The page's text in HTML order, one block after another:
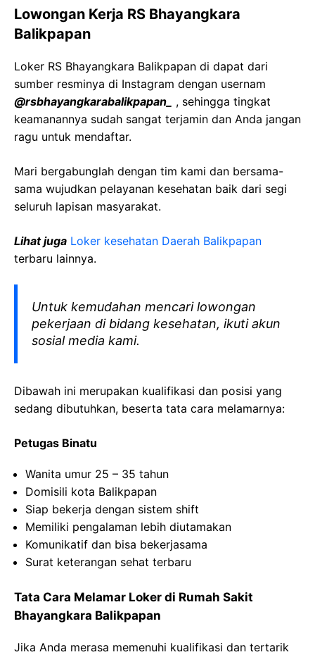
Lowongan Kerja RS Bhayangkara
Balikpapan
Loker RS Bhayangkara Balikpapan di dapat dari
sumber resminya di Instagram dengan usernam
@rsbhayangkarabalikpapan_
, sehingga tingkat
keamanannya sudah sangat terjamin dan Anda jangan
ragu untuk mendaftar.
Mari bergabunglah dengan tim kami dan bersama-
sama wujudkan pelayanan kesehatan baik dari segi
seluruh lapisan masyarakat.
Lihat juga Loker kesehatan Daerah Balikpapan
terbaru lainnya.
Untuk kemudahan mencari lowongan
pekerjaan di bidang kesehatan, ikuti akun
sosial media kami.
Dibawah ini merupakan kualifikasi dan posisi yang
sedang dibutuhkan, beserta tata cara melamarnya:
Petugas Binatu
Wanita umur 25 – 35 tahun
Domisili kota Balikpapan
Siap bekerja dengan sistem shift
Memiliki pengalaman lebih diutamakan
Komunikatif dan bisa bekerjasama
Surat keterangan sehat terbaru
Tata Cara Melamar Loker di Rumah Sakit
Bhayangkara Balikpapan
Jika Anda merasa memenuhi kualifikasi dan tertarik